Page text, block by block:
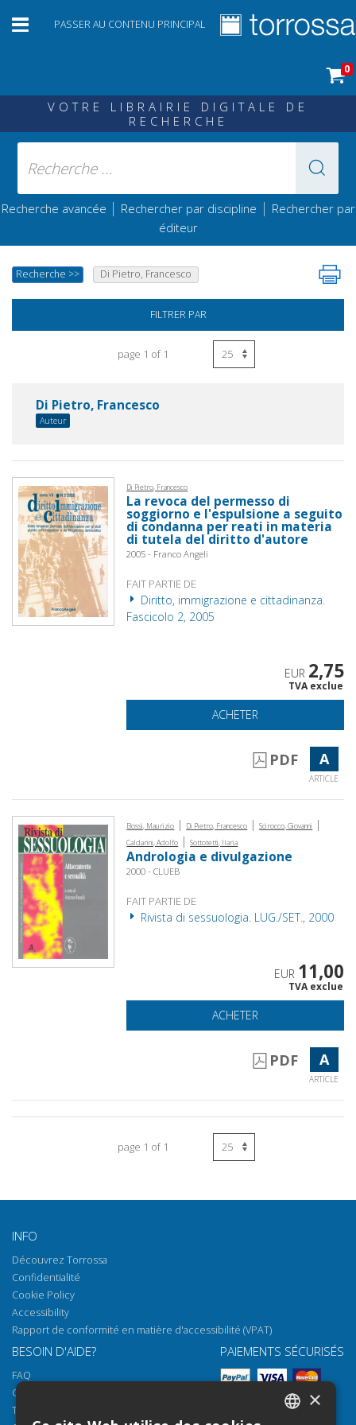
PASSER AU CONTENU PRINCIPAL
0
VOTRE LIBRAIRIE DIGITALE DE
RECHERCHE
Recherche avancée | Rechercher par discipline | Rechercher par
éditeur
Recherche >> Di Pietro, Francesco
FILTRER PAR
page 1 of 1
Di Pietro, Francesco
Auteur
Di Pietro, Francesco
La revoca del permesso di
soggiorno e l'espulsione a seguito
di condanna per reati in materia
di tutela del diritto d'autore
2005 - Franco Angeli
FAIT PARTIE DE
Diritto, immigrazione e cittadinanza.
Fascicolo 2, 2005
EUR 2,75
TVA exclue
ACHETER
PDF A
ARTICLE
Bossi, Maurizio | Di Pietro, Francesco | Scirocco, Giovanni |
Caldarini, Adolfo | Sottotetti, Ilaria
Andrologia e divulgazione
2000 - CLUEB
FAIT PARTIE DE
Rivista di sessuologia. LUG./SET., 2000
EUR 11,00
TVA exclue
ACHETER
PDF A
ARTICLE
page 1 of 1
INFO
Découvrez Torrossa
Confidentialité
Cookie Policy
Accessibility
Rapport de conformité en matière d'accessibilité (VPAT)
BESOIN D'AIDE?
FAQ
Comment ouvrir nos documents
Torrossa Reader
PAIEMENTS SÉCURISÉS
×